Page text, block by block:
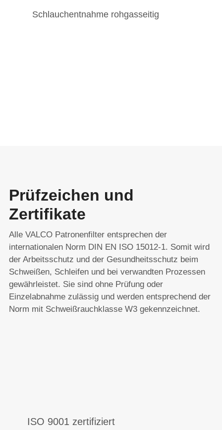
Schlauchentnahme rohgasseitig
Prüfzeichen und
Zertifikate
Alle VALCO Patronenfilter entsprechen der
internationalen Norm DIN EN ISO 15012-1. Somit wird
der Arbeitsschutz und der Gesundheitsschutz beim
Schweißen, Schleifen und bei verwandten Prozessen
gewährleistet. Sie sind ohne Prüfung oder
Einzelabnahme zulässig und werden entsprechend der
Norm mit Schweißrauchklasse W3 gekennzeichnet.
ISO 9001 zertifiziert